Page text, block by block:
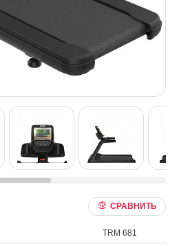
СРАВНИТЬ
TRM 681